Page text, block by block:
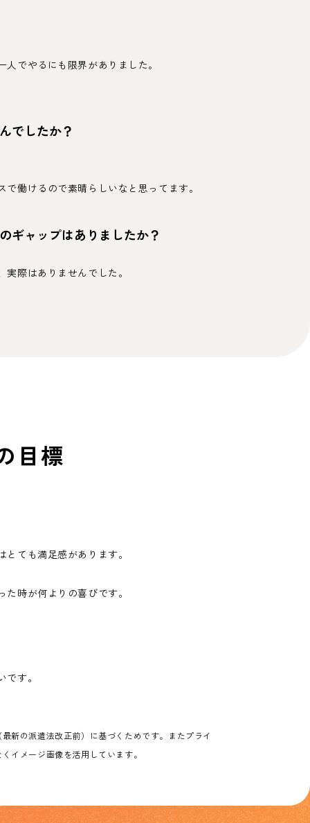
でやるにも限界がありました。
でしたか？
働けるので素晴らしいなと思ってます。
ギャップはありましたか？
際はありませんでした。
目標
ても満足感があります。
時が何よりの喜びです。
す。
新の派遣法改正前）に基づくためです。またプライ
イメージ画像を活用しています。